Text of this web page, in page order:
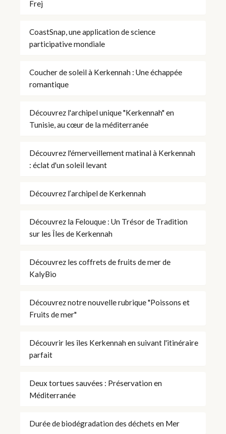
Frej
CoastSnap, une application de science
participative mondiale
Coucher de soleil à Kerkennah : Une échappée
romantique
Découvrez l'archipel unique "Kerkennah" en
Tunisie, au cœur de la méditerranée
Découvrez l'émerveillement matinal à Kerkennah
: éclat d'un soleil levant
Découvrez l’archipel de Kerkennah
Découvrez la Felouque : Un Trésor de Tradition
sur les Îles de Kerkennah
Découvrez les coffrets de fruits de mer de
KalyBio
Découvrez notre nouvelle rubrique "Poissons et
Fruits de mer"
Découvrir les îles Kerkennah en suivant l'itinéraire
parfait
Deux tortues sauvées : Préservation en
Méditerranée
Durée de biodégradation des déchets en Mer